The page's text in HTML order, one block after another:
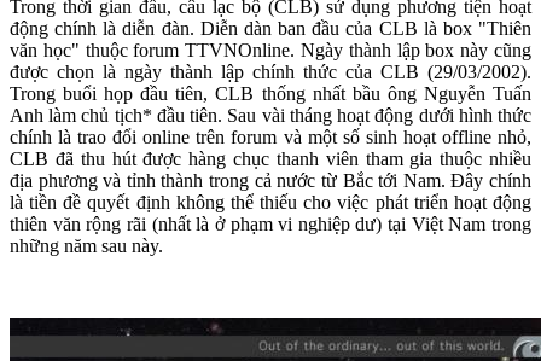
Trong thời gian đầu, câu lạc bộ (CLB) sử dụng phương tiện hoạt
động chính là diễn đàn. Diễn dàn ban đầu của CLB là box "Thiên
văn học" thuộc forum TTVNOnline. Ngày thành lập box này cũng
được chọn là ngày thành lập chính thức của CLB (29/03/2002).
Trong buổi họp đầu tiên, CLB thống nhất bầu ông Nguyễn Tuấn
Anh làm chủ tịch* đầu tiên. Sau vài tháng hoạt động dưới hình thức
chính là trao đổi online trên forum và một số sinh hoạt offline nhỏ,
CLB đã thu hút được hàng chục thanh viên tham gia thuộc nhiều
địa phương và tỉnh thành trong cả nước từ Bắc tới Nam. Đây chính
là tiền đề quyết định không thể thiếu cho việc phát triển hoạt động
thiên văn rộng rãi (nhất là ở phạm vi nghiệp dư) tại Việt Nam trong
những năm sau này.